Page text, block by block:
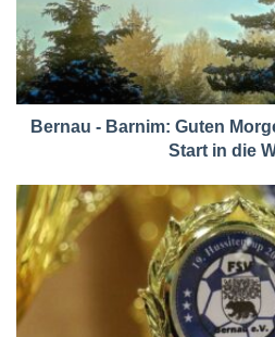
Bernau - Barnim: Guten
Start in die